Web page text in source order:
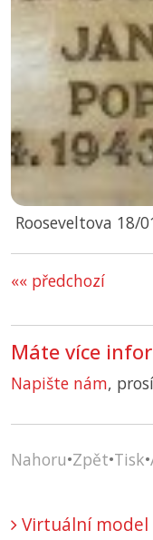
Rooseveltova 18/
«« předchozí
Máte více
Napište nám,
Nahoru•Zpět•Tisk•
Virtuální model